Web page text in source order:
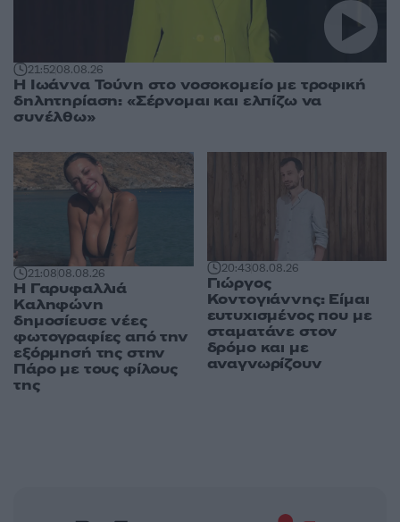
21:5208.08.26
Η Ιωάννα Τούνη στο νοσοκομείο με τροφική
δηλητηρίαση: «Σέρνομαι και ελπίζω να
συνέλθω»
21:0808.08.26
Η Γαρυφαλλιά
Καληφώνη
δημοσίευσε νέες
φωτογραφίες από την
εξόρμησή της στην
Πάρο με τους φίλους
της
20:4308.08.26
Γιώργος
Κοντογιάννης: Είμαι
ευτυχισμένος που με
σταματάνε στον
δρόμο και με
αναγνωρίζουν